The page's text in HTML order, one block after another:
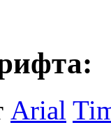
Arial